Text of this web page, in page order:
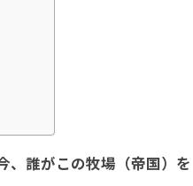
、誰がこの牧場（帝国）を